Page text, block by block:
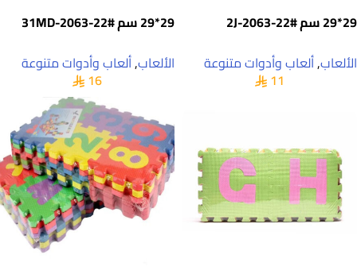
29*29 سم #22-2063-2J
الألعاب,ألعاب وأدوات متنوعة
11
29*29 سم #22-2063-31MD
الألعاب,ألعاب وأدوات متنوعة
16